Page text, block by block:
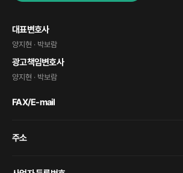
대표변호사
양지현 · 박보람
광고책임변호사
양지현 · 박보람
FAX/E-mail
주소